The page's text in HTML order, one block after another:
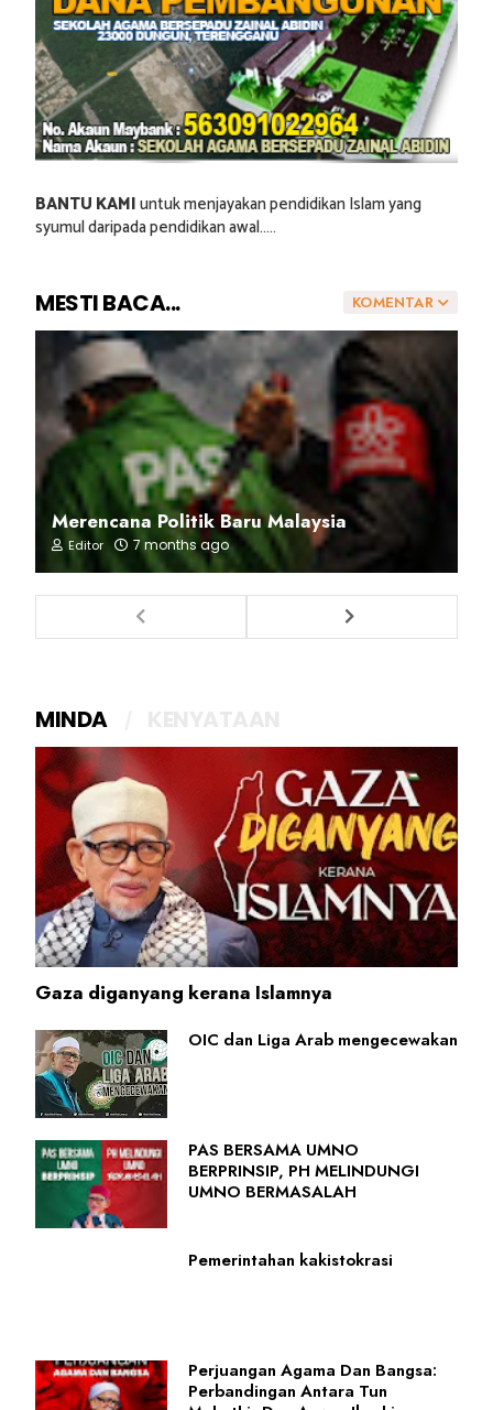
BANTU KAMIuntuk menjayakan pendidikan Islam yang
syumul daripada pendidikan awal.....
KOMENTAR
MESTI BACA...
Merencana Politik Baru Malaysia
Editor 7 months ago
MINDA
Gaza diganyang kerana Islamnya
OIC dan Liga Arab mengecewakan
PAS BERSAMA UMNO
BERPRINSIP, PH MELINDUNGI
UMNO BERMASALAH
Pemerintahan kakistokrasi
Perjuangan Agama Dan Bangsa:
Perbandingan Antara Tun